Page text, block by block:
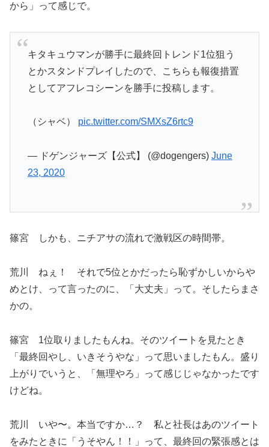
から」って感じで。
キタキュウマンが勝手に最終回トレンド1位狙う
とかスタンドプレイしたので、こちらも報復措置
としてアフレコシーンを勝手に投稿します。
（シャベ） pic.twitter.com/SMXsZ6rtc9
— ドゲンジャーズ【公式】 (@dogengers) June
23, 2020
篠宮 しかも、ニチアサの流れで激戦区の時間帯。
荒川 ねぇ！ それで5位とかだったら恥ずかしいからや
めとけ、って言ったのに、「大丈夫」って。そしたらまさ
かの。
篠宮 1位取りましたもんね。そのツイートを見たとき
「最終回やし、いきそうやな」って思いましたもん。盛り
上がりでいうと、「無理やろ」って感じじゃなかったです
けどね。
荒川 いや〜。本当ですか…？ 私と社長はあのツイート
をみたときに「うそやん！！」って、最終回の緊張感とは